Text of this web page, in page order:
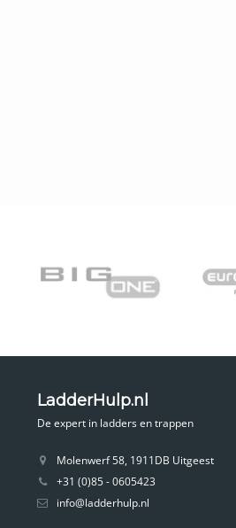
LadderHulp.nl
De expert in ladders en trappen
Molenwerf 58, 1911DB Uitgeest
+31 (0)85 - 0605423
info@ladderhulp.nl